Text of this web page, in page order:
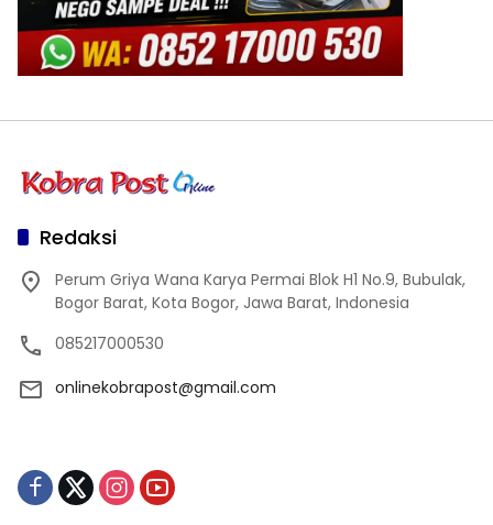
Redaksi
Perum Griya Wana Karya Permai Blok H1 No.9, Bubulak,
Bogor Barat, Kota Bogor, Jawa Barat, Indonesia
085217000530
onlinekobrapost@gmail.com